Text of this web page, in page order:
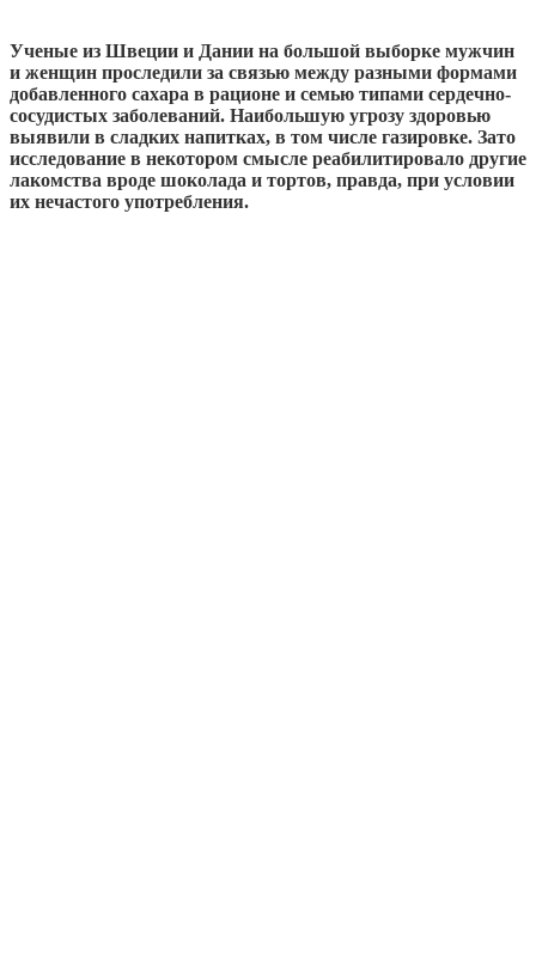
Ученые из Швеции и Дании на большой выборке мужчин
и женщин проследили за связью между разными формами
добавленного сахара в рационе и семью типами сердечно-
сосудистых заболеваний. Наибольшую угрозу здоровью
выявили в сладких напитках, в том числе газировке. Зато
исследование в некотором смысле реабилитировало другие
лакомства вроде шоколада и тортов, правда, при условии
их нечастого употребления.